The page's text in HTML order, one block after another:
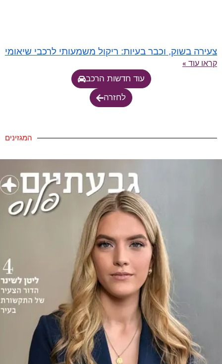
צעירה בשוק, וכבר בעיות: ריקול משמעותי לרכבי שיאומי
קראו עוד »
עוד חדשות הרכב
לחזרה
המגזינים